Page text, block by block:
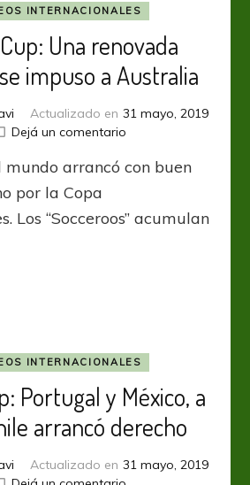
INTERNACIONALES
Una renovada
impuso a Australia
Actualizado en 31 mayo, 2019
Dejá un comentarioen
Cup:
Alemania
mundo arrancó con buen
por la Copa
Los “Socceroos” acumulan
INTERNACIONALES
Portugal y México, a
arrancó derecho
Actualizado en 31 mayo, 2019